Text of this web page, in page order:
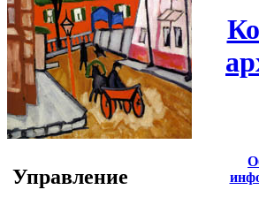
Управление